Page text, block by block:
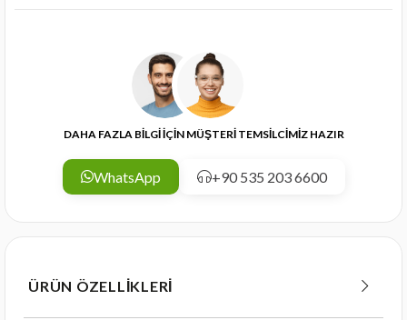
DAHA FAZLA BİLGİ İÇİN MÜŞTERİ TEMSİLCİMİZ HAZIR
WhatsApp +90 535 203 6600
ÜRÜN ÖZELLIKLERI